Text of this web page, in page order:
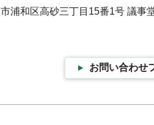
浦和区高砂三丁目15番1号 議事
お問い合わせ